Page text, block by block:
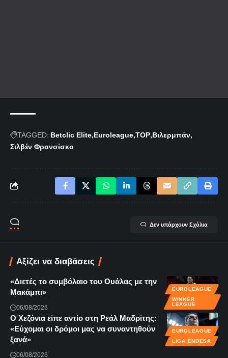
TAGGED: Betclic Elite Euroleague TOP Βιλερμπάν
Σιλβέν Φρανσίσκο
Δεν υπάρχουν Σχόλια
Αξίζει να διαβάσεις
EUROLEAGUE
WINNER
LEAGUE
«Διετές το συμβόλαιο του Ουάλας με την
Μακάμπι»
06/08/2026
EUROLEAGUE
LIGA ENDESA
Ο Χεζόνια είπε αντίο στη Ρεάλ Μαδρίτης:
«Εύχομαι οι δρόμοι μας να συναντηθούν
ξανά»
06/08/2026